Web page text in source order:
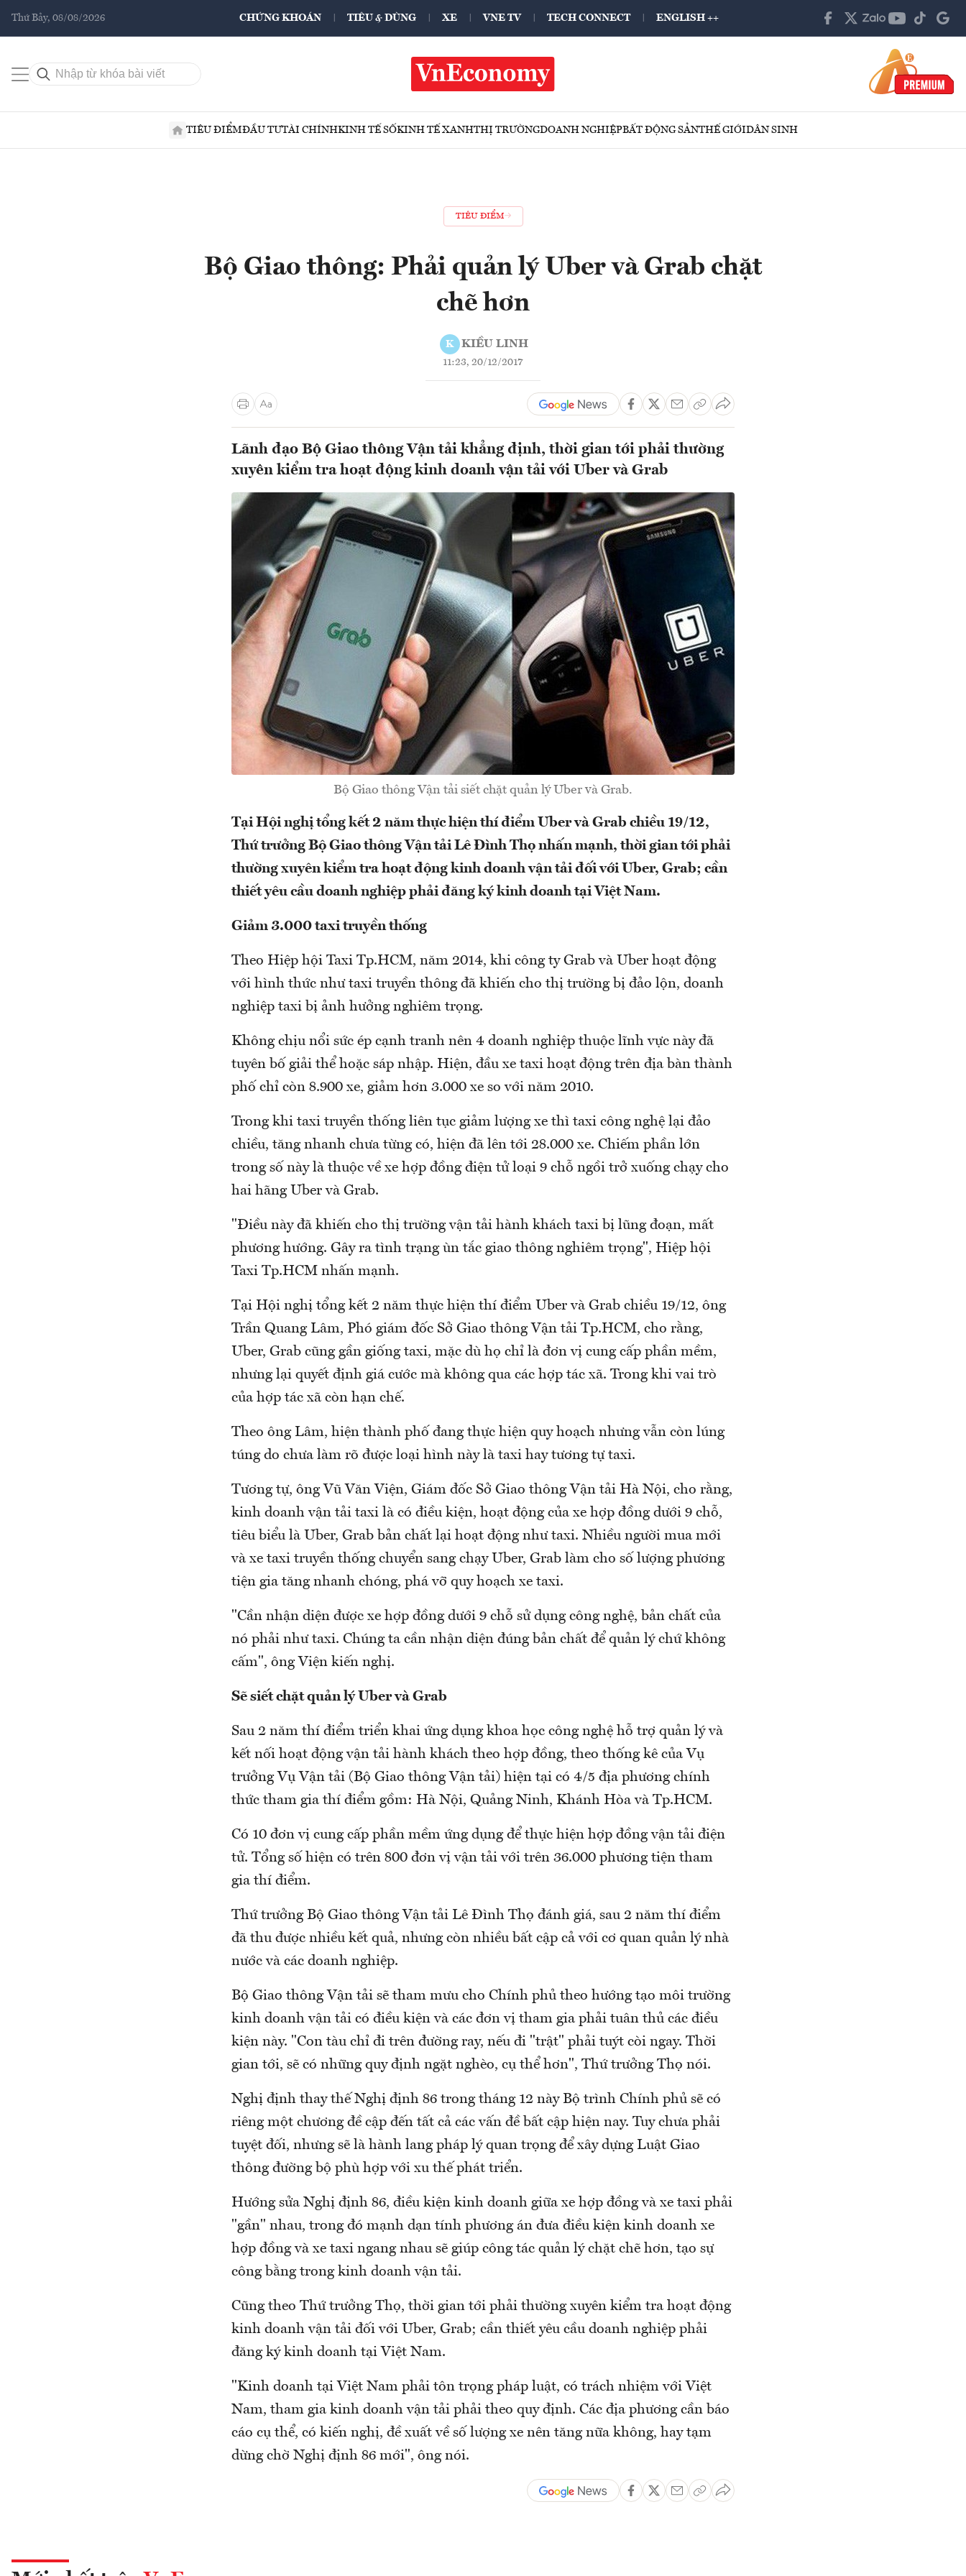
Thứ Bảy, 08/08/2026 CHỨNG KHOÁN TIÊU & DÙNG XE VNE TV TECH CONNECT ENGLISH ++
TIÊU ĐIỂMĐẦU TƯTÀI CHÍNHKINH TẾ SỐKINH TẾ XANHTHỊ TRƯỜNGDOANH NGHIỆPBẤT ĐỘNG SẢNTHẾ GIỚIDÂN SINH
TIÊU ĐIỂM
Bộ Giao thông: Phải quản lý Uber và Grab chặt
chẽ hơn
K KIỀU LINH
11:23, 20/12/2017
Lãnh đạo Bộ Giao thông Vận tải khẳng định, thời gian tới phải thường
xuyên kiểm tra hoạt động kinh doanh vận tải với Uber và Grab
Bộ Giao thông Vận tải siết chặt quản lý Uber và Grab.
Tại Hội nghị tổng kết 2 năm thực hiện thí điểm Uber và Grab chiều 19/12,
Thứ trưởng Bộ Giao thông Vận tải Lê Đình Thọ nhấn mạnh, thời gian tới phải
thường xuyên kiểm tra hoạt động kinh doanh vận tải đối với Uber, Grab; cần
thiết yêu cầu doanh nghiệp phải đăng ký kinh doanh tại Việt Nam.
Giảm 3.000 taxi truyền thống
Theo Hiệp hội Taxi Tp.HCM, năm 2014, khi công ty Grab và Uber hoạt động
với hình thức như taxi truyền thông đã khiến cho thị trường bị đảo lộn, doanh
nghiệp taxi bị ảnh hưởng nghiêm trọng.
Không chịu nổi sức ép cạnh tranh nên 4 doanh nghiệp thuộc lĩnh vực này đã
tuyên bố giải thể hoặc sáp nhập. Hiện, đầu xe taxi hoạt động trên địa bàn thành
phố chỉ còn 8.900 xe, giảm hơn 3.000 xe so với năm 2010.
Trong khi taxi truyền thống liên tục giảm lượng xe thì taxi công nghệ lại đảo
chiều, tăng nhanh chưa từng có, hiện đã lên tới 28.000 xe. Chiếm phần lớn
trong số này là thuộc về xe hợp đồng điện tử loại 9 chỗ ngồi trở xuống chạy cho
hai hãng Uber và Grab.
"Điều này đã khiến cho thị trường vận tải hành khách taxi bị lũng đoạn, mất
phương hướng. Gây ra tình trạng ùn tắc giao thông nghiêm trọng", Hiệp hội
Taxi Tp.HCM nhấn mạnh.
Tại Hội nghị tổng kết 2 năm thực hiện thí điểm Uber và Grab chiều 19/12, ông
Trần Quang Lâm, Phó giám đốc Sở Giao thông Vận tải Tp.HCM, cho rằng,
Uber, Grab cũng gần giống taxi, mặc dù họ chỉ là đơn vị cung cấp phần mềm,
nhưng lại quyết định giá cước mà không qua các hợp tác xã. Trong khi vai trò
của hợp tác xã còn hạn chế.
Theo ông Lâm, hiện thành phố đang thực hiện quy hoạch nhưng vẫn còn lúng
túng do chưa làm rõ được loại hình này là taxi hay tương tự taxi.
Tương tự, ông Vũ Văn Viện, Giám đốc Sở Giao thông Vận tải Hà Nội, cho rằng,
kinh doanh vận tải taxi là có điều kiện, hoạt động của xe hợp đồng dưới 9 chỗ,
tiêu biểu là Uber, Grab bản chất lại hoạt động như taxi. Nhiều người mua mới
và xe taxi truyền thống chuyển sang chạy Uber, Grab làm cho số lượng phương
tiện gia tăng nhanh chóng, phá vỡ quy hoạch xe taxi.
"Cần nhận diện được xe hợp đồng dưới 9 chỗ sử dụng công nghệ, bản chất của
nó phải như taxi. Chúng ta cần nhận diện đúng bản chất để quản lý chứ không
cấm", ông Viện kiến nghị.
Sẽ siết chặt quản lý Uber và Grab
Sau 2 năm thí điểm triển khai ứng dụng khoa học công nghệ hỗ trợ quản lý và
kết nối hoạt động vận tải hành khách theo hợp đồng, theo thống kê của Vụ
trưởng Vụ Vận tải (Bộ Giao thông Vận tải) hiện tại có 4/5 địa phương chính
thức tham gia thí điểm gồm: Hà Nội, Quảng Ninh, Khánh Hòa và Tp.HCM.
Có 10 đơn vị cung cấp phần mềm ứng dụng để thực hiện hợp đồng vận tải điện
tử. Tổng số hiện có trên 800 đơn vị vận tải với trên 36.000 phương tiện tham
gia thí điểm.
Thứ trưởng Bộ Giao thông Vận tải Lê Đình Thọ đánh giá, sau 2 năm thí điểm
đã thu được nhiều kết quả, nhưng còn nhiều bất cập cả với cơ quan quản lý nhà
nước và các doanh nghiệp.
Bộ Giao thông Vận tải sẽ tham mưu cho Chính phủ theo hướng tạo môi trường
kinh doanh vận tải có điều kiện và các đơn vị tham gia phải tuân thủ các điều
kiện này. "Con tàu chỉ đi trên đường ray, nếu đi "trật" phải tuýt còi ngay. Thời
gian tới, sẽ có những quy định ngặt nghèo, cụ thể hơn", Thứ trưởng Thọ nói.
Nghị định thay thế Nghị định 86 trong tháng 12 này Bộ trình Chính phủ sẽ có
riêng một chương đề cập đến tất cả các vấn đề bất cập hiện nay. Tuy chưa phải
tuyệt đối, nhưng sẽ là hành lang pháp lý quan trọng để xây dựng Luật Giao
thông đường bộ phù hợp với xu thế phát triển.
Hướng sửa Nghị định 86, điều kiện kinh doanh giữa xe hợp đồng và xe taxi phải
"gần" nhau, trong đó mạnh dạn tính phương án đưa điều kiện kinh doanh xe
hợp đồng và xe taxi ngang nhau sẽ giúp công tác quản lý chặt chẽ hơn, tạo sự
công bằng trong kinh doanh vận tải.
Cũng theo Thứ trưởng Thọ, thời gian tới phải thường xuyên kiểm tra hoạt động
kinh doanh vận tải đối với Uber, Grab; cần thiết yêu cầu doanh nghiệp phải
đăng ký kinh doanh tại Việt Nam.
"Kinh doanh tại Việt Nam phải tôn trọng pháp luật, có trách nhiệm với Việt
Nam, tham gia kinh doanh vận tải phải theo quy định. Các địa phương cần báo
cáo cụ thể, có kiến nghị, đề xuất về số lượng xe nên tăng nữa không, hay tạm
dừng chờ Nghị định 86 mới", ông nói.